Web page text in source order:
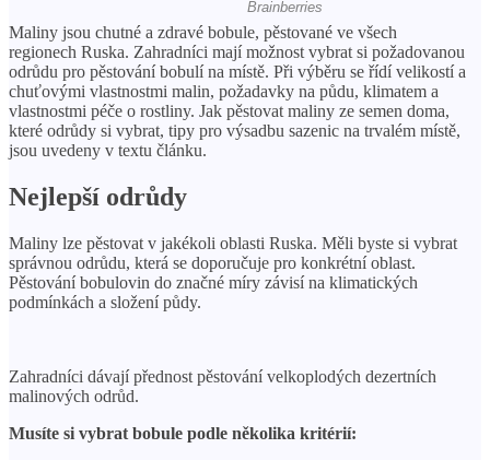
Maliny jsou chutné a zdravé bobule, pěstované ve všech
regionech Ruska. Zahradníci mají možnost vybrat si požadovanou
odrůdu pro pěstování bobulí na místě. Při výběru se řídí velikostí a
chuťovými vlastnostmi malin, požadavky na půdu, klimatem a
vlastnostmi péče o rostliny. Jak pěstovat maliny ze semen doma,
které odrůdy si vybrat, tipy pro výsadbu sazenic na trvalém místě,
jsou uvedeny v textu článku.
Nejlepší odrůdy
Maliny lze pěstovat v jakékoli oblasti Ruska. Měli byste si vybrat
správnou odrůdu, která se doporučuje pro konkrétní oblast.
Pěstování bobulovin do značné míry závisí na klimatických
podmínkách a složení půdy.
Zahradníci dávají přednost pěstování velkoplodých dezertních
malinových odrůd.
Musíte si vybrat bobule podle několika kritérií: